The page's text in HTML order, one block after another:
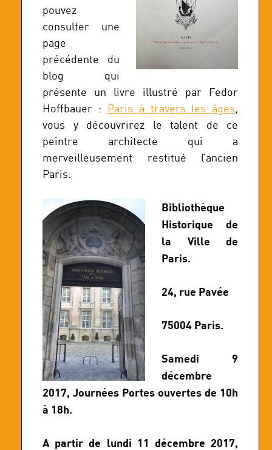
pouvez
consulter une
page
précédente du
blog qui
présente un livre illustré par Fedor
Hoffbauer : Paris à travers les âges,
vous y découvrirez le talent de ce
peintre architecte qui a
merveilleusement restitué l’ancien
Paris.
Bibliothèque
Historique de
la Ville de
Paris.
24, rue Pavée
75004 Paris.
Samedi 9
décembre
2017, Journées Portes ouvertes de 10h
à 18h.
A partir de lundi 11 décembre 2017,